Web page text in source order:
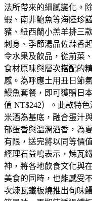
法所帶來的細膩變化。
蝦、南非鮑魚等海陸珍
豬、紐西蘭小羔羊排三
刺身、季節湯品佐蒜香
令水果及飲品，從前菜
食材原味與層次搭配的
感。為呼應土用丑日節
鰻魚套餐，即可獲贈日
值 NT$242）。此款特
米酒為基底，融合蛋汁
郁蛋香與溫潤酒香，為
有限，送完將以同等價
經理石益鳴表示，煉瓦
神，將各地飲食文化與
美食的同時，也能感受
次煉瓦鐵板燒推出旬味